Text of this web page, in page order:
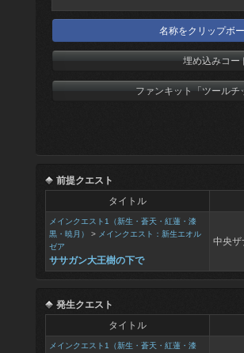
名称をクリップボ
埋め込みコー
ファンキット「ツールチ
前提クエスト
タイトル
メインクエスト1（新生・蒼天・紅蓮・漆
黒・暁月）
> メインクエスト：新生エオル
ゼア
ササガン大王樹の下で
中央ザ
発生クエスト
タイトル
メインクエスト1（新生・蒼天・紅蓮・漆